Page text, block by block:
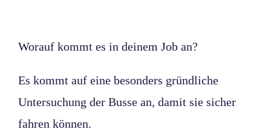
Worauf kommt es in deinem Job an?
Es kommt auf eine besonders gründliche
Untersuchung der Busse an, damit sie sicher
fahren können.